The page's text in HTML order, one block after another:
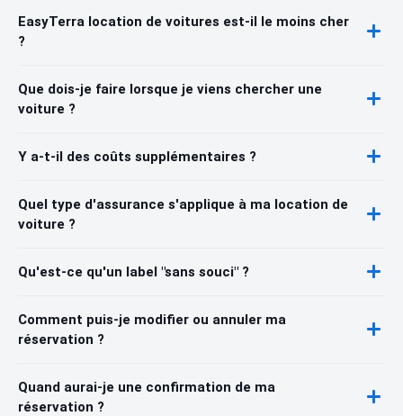
EasyTerra location de voitures est-il le moins cher
?
Que dois-je faire lorsque je viens chercher une
voiture ?
Y a-t-il des coûts supplémentaires ?
Quel type d'assurance s'applique à ma location de
voiture ?
Qu'est-ce qu'un label "sans souci" ?
Comment puis-je modifier ou annuler ma
réservation ?
Quand aurai-je une confirmation de ma
réservation ?